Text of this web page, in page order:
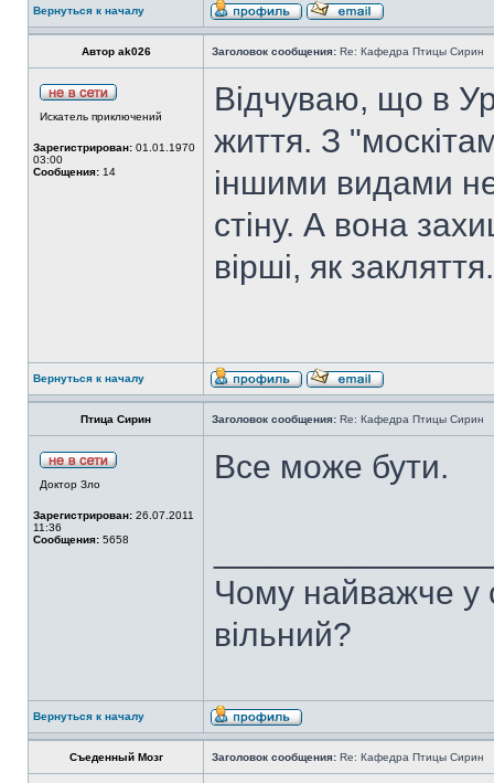
Вернуться к началу
Автор ak026 Заголовок сообщения: Re: Кафедра Птицы Сирин
Искатель приключений
Зарегистрирован: 01.01.1970
03:00
Сообщения: 14
Відчуваю, що в
життя. З
іншими видами
стіну. А вона
вірші, як закляття.
Вернуться к началу
Птица Сирин Заголовок сообщения: Re: Кафедра Птицы Сирин
Доктор Зло
Зарегистрирован: 26.07.2011
11:36
Сообщения: 5658
Все може бути.
Чому найважче у
вільний?
Вернуться к началу
Съеденный Мозг Заголовок сообщения: Re: Кафедра Птицы Сирин